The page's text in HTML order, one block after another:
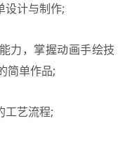
计与制作;
，掌握动画手绘技
简单作品;
艺流程;